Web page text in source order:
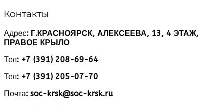
Контакты
Адрес: Г.КРАСНОЯРСК, АЛЕКСЕЕВА, 13, 4 ЭТАЖ,
ПРАВОЕ КРЫЛО
Тел: +7 (391) 208-69-64
Тел: +7 (391) 205-07-70
Почта: soc-krsk@soc-krsk.ru